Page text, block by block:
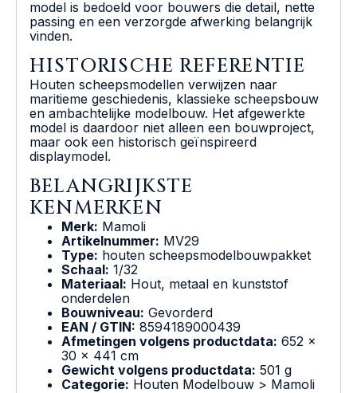
model is bedoeld voor bouwers die detail, nette
passing en een verzorgde afwerking belangrijk
vinden.
HISTORISCHE REFERENTIE
Houten scheepsmodellen verwijzen naar
maritieme geschiedenis, klassieke scheepsbouw
en ambachtelijke modelbouw. Het afgewerkte
model is daardoor niet alleen een bouwproject,
maar ook een historisch geïnspireerd
displaymodel.
BELANGRIJKSTE
KENMERKEN
Merk: Mamoli
Artikelnummer: MV29
Type: houten scheepsmodelbouwpakket
Schaal: 1/32
Materiaal: Hout, metaal en kunststof
onderdelen
Bouwniveau: Gevorderd
EAN / GTIN: 8594189000439
Afmetingen volgens productdata: 652 x
30 x 441 cm
Gewicht volgens productdata: 501 g
Categorie: Houten Modelbouw > Mamoli